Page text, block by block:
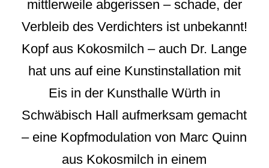
mittlerweile abgerissen – schade, der
Verbleib des Verdichters ist unbekannt!
Kopf aus Kokosmilch – auch Dr. Lange
hat uns auf eine Kunstinstallation mit
Eis in der Kunsthalle Würth in
Schwäbisch Hall aufmerksam gemacht
– eine Kopfmodulation von Marc Quinn
aus Kokosmilch in einem